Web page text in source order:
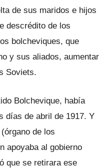
de sus maridos e hijos
descrédito de los
bolcheviques, que
y sus aliados, aumentar
Soviets.
Bolchevique, había
días de abril de 1917. Y
(órgano de los
apoyaba al gobierno
que se retirara ese